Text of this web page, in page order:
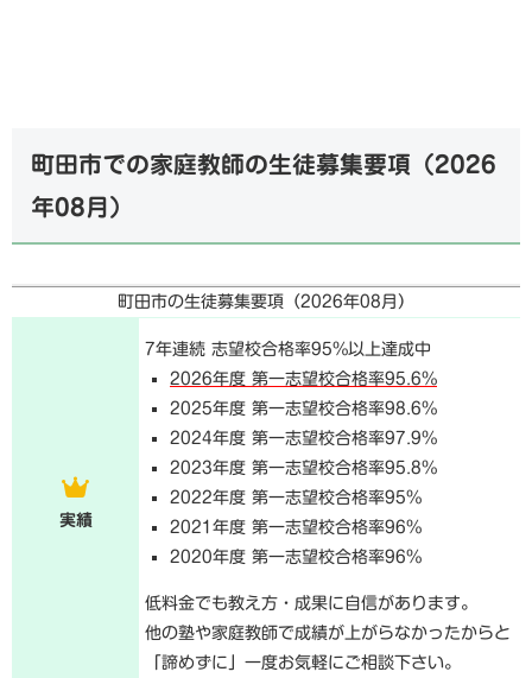
町田市での家庭教師の生徒募集要項（2026
年08月 ）
町田市の生徒募集要項（2026年08月 ）
実績
7年連続 志望校合格率95%以上達成中
2026年度 第一志望校合格率95.6%
2025年度 第一志望校合格率98.6%
2024年度 第一志望校合格率97.9%
2023年度 第一志望校合格率95.8%
2022年度 第一志望校合格率95%
2021年度 第一志望校合格率96%
2020年度 第一志望校合格率96%
低料金でも教え方・成果に自信があります。
他の塾や家庭教師で成績が上がらなかったからと
「諦めずに」一度お気軽にご相談下さい。